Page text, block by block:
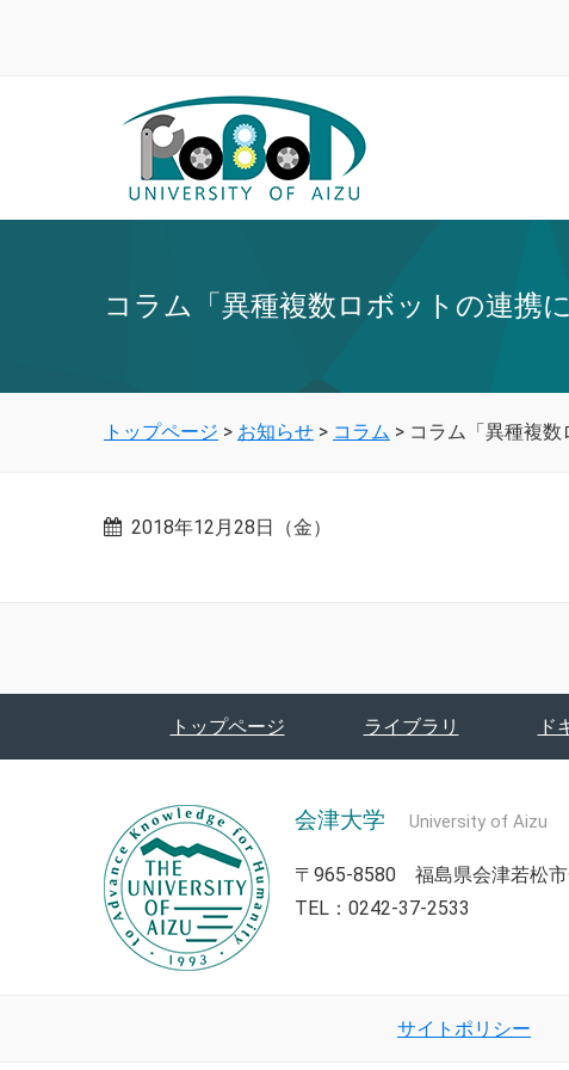
コラム「異種複数ロボットの連携
トップページ > お知らせ > コラム > コラム「異種複
2018年12月28日（金）
トップページ ライブラリ ド
会津大学 University of Aizu
〒965-8580 福島県会津若松市
TEL：0242-37-2533
サイトポリシー